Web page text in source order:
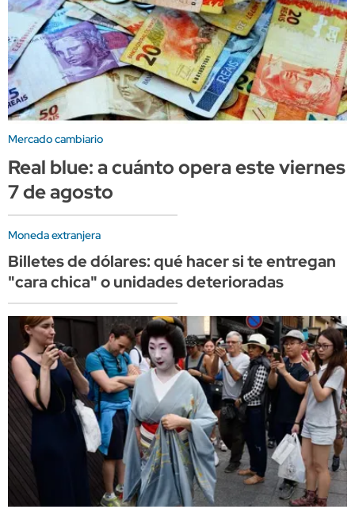
Mercado cambiario
Real blue: a cuánto opera este viernes
7 de agosto
Moneda extranjera
Billetes de dólares: qué hacer si te entregan
"cara chica" o unidades deterioradas